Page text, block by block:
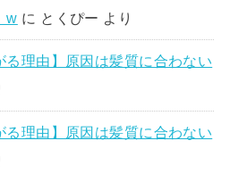
w に とくぴー より
る理由】原因は髪質に合わない
る理由】原因は髪質に合わない